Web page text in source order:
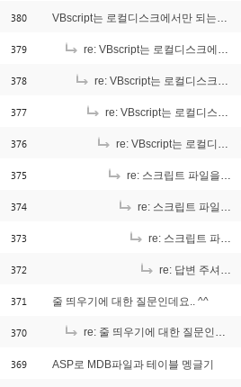
380 VBscript는 로컬디스크에서만 되는건가요?
379 re: VBscript는 로컬디스크에서만 되는건가요?
378 re: VBscript는 로컬디스크에서만 되는건가요?
377 re: VBscript는 로컬디스크에서만 되는건가요?
376 re: VBscript는 로컬디스크에서만 되는건가요?
375 re: 스크립트 파일을 자동으로 실행되게 하는 방법
374 re: 스크립트 파일을 자동으로 실행되게 하는 방법
373 re: 스크립트 파일을 자동으로 실행되게 하는 방법
372 re: 답변 주셔서 정말 감사합니다.
371 줄 띄우기에 대한 질문인데요.. ^^
370 re: 줄 띄우기에 대한 질문인데요.. ^^
369 ASP로 MDB파일과 테이블 멩글기